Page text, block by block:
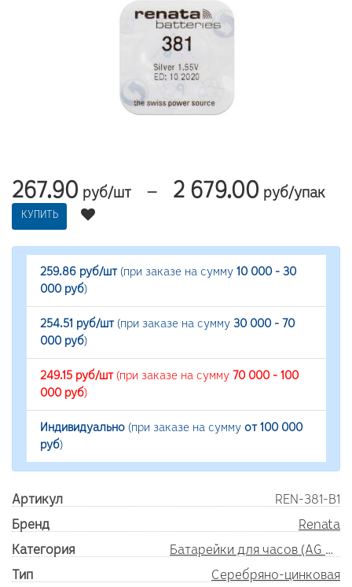
267.90 руб/шт — 2 679.00 руб/упак
КУПИТЬ
259.86 руб/шт(при заказе на сумму 10 000 - 30
000 руб)
254.51 руб/шт(при заказе на сумму 30 000 - 70
000 руб)
249.15 руб/шт(при заказе на сумму 70 000 - 100
000 руб)
Индивидуально (при заказе на сумму от 100 000
руб)
Артикул
REN-381-B1
Бренд
Renata
Категория
Батарейки для часов (AG SR)
Тип
Серебряно-цинковая